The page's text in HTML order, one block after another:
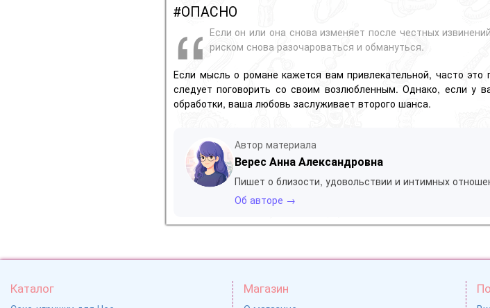
#ОПАСНО
Если он или она снова изменяет после честных
риском снова разочароваться и обмануться.
Если мысль о романе кажется вам привлекательной, часто
следует поговорить со своим возлюбленным. Однако, если у
обработки, ваша любовь заслуживает второго шанса.
Автор материала
Верес Анна Александровна
Пишет о близости, удовольствии и интимных
Об авторе →
Каталог Магазин